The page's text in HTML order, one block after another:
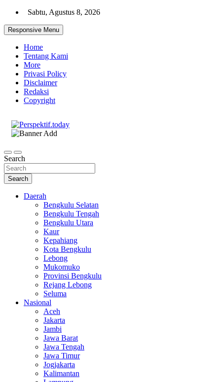
Skip
content
Sabtu, Agustus 8, 2026
Responsive Menu
Home
Tentang Kami
More
Privasi Policy
Disclaimer
Redaksi
Copyright
Search
Search
Daerah
Bengkulu Selatan
Bengkulu Tengah
Bengkulu Utara
Kaur
Kepahiang
Kota Bengkulu
Lebong
Mukomuko
Provinsi Bengkulu
Rejang Lebong
Seluma
Nasional
Aceh
Jakarta
Jambi
Jawa Barat
Jawa Tengah
Jawa Timur
Jogjakarta
Kalimantan